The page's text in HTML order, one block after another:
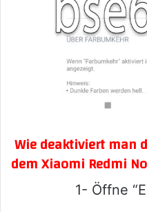
Wie deaktiviert man
dem Xiaomi Redmi
1- Öffne